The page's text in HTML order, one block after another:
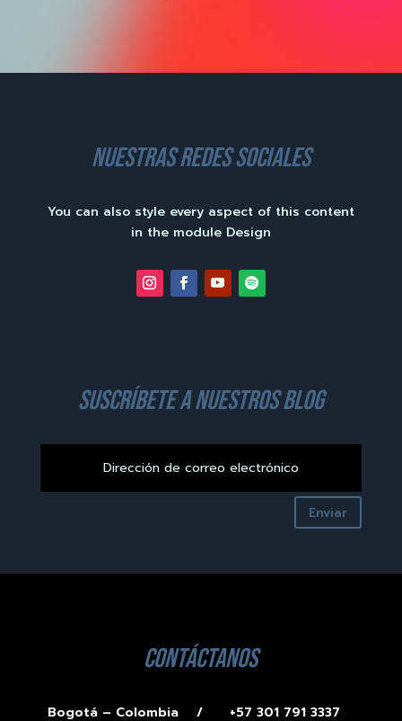
nuestras redes sociales
You can also style every aspect of this content
in the module Design
suscríbete a nuestros blog
Enviar
contáctanos
Bogotá – Colombia / +57 301 791 3337